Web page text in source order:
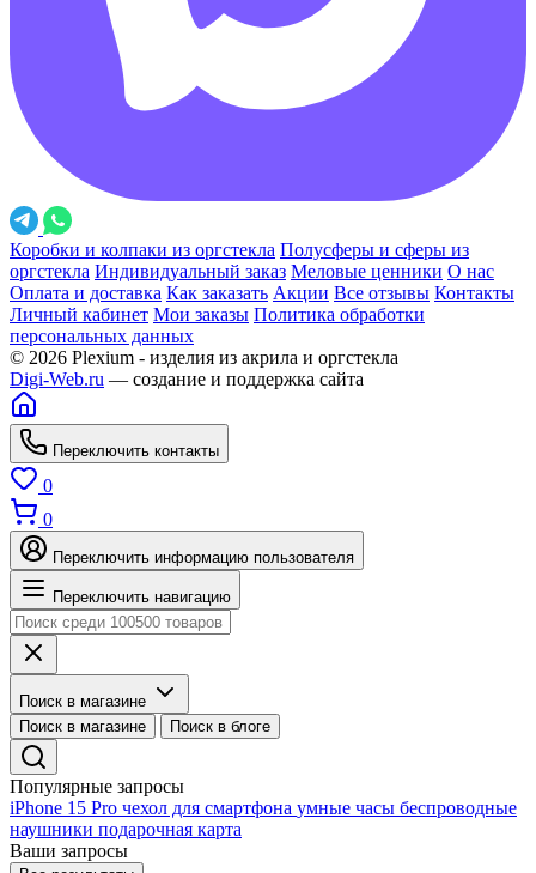
Коробки и колпаки из оргстекла Полусферы и сферы из
оргстекла Индивидуальный заказ Меловые ценники О нас
Оплата и доставка Как заказать Акции Все отзывы Контакты
Личный кабинет Мои заказы Политика обработки
персональных данных
© 2026 Plexium - изделия из акрила и оргстекла
Digi-Web.ru — создание и поддержка сайта
Переключить контакты
0
0
Переключить информацию пользователя
Переключить навигацию
Поиск в магазине
Поиск в магазине
Поиск в блоге
Популярные запросы
iPhone 15 Pro чехол для смартфона умные часы беспроводные
наушники подарочная карта
Ваши запросы